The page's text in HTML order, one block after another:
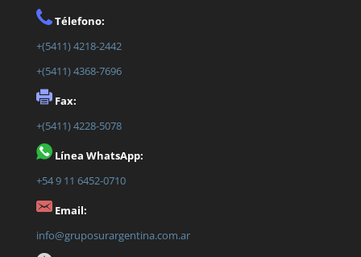
Télefono:
+(5411) 4218-2442
+(5411) 4368-7696
Fax:
+(5411) 4228-5078
Línea WhatsApp:
+54 9 11 6452-0710
Email:
info@gruposurargentina.com.ar